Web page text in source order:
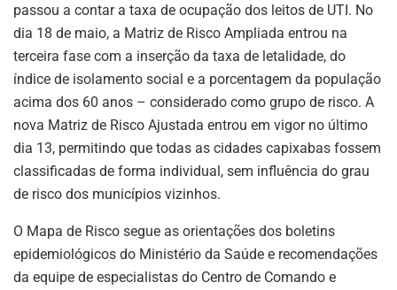
passou a contar a taxa de ocupação dos leitos de UTI. No
dia 18 de maio, a Matriz de Risco Ampliada entrou na
terceira fase com a inserção da taxa de letalidade, do
índice de isolamento social e a porcentagem da população
acima dos 60 anos – considerado como grupo de risco. A
nova Matriz de Risco Ajustada entrou em vigor no último
dia 13, permitindo que todas as cidades capixabas fossem
classificadas de forma individual, sem influência do grau
de risco dos municípios vizinhos.
O Mapa de Risco segue as orientações dos boletins
epidemiológicos do Ministério da Saúde e recomendações
da equipe de especialistas do Centro de Comando e